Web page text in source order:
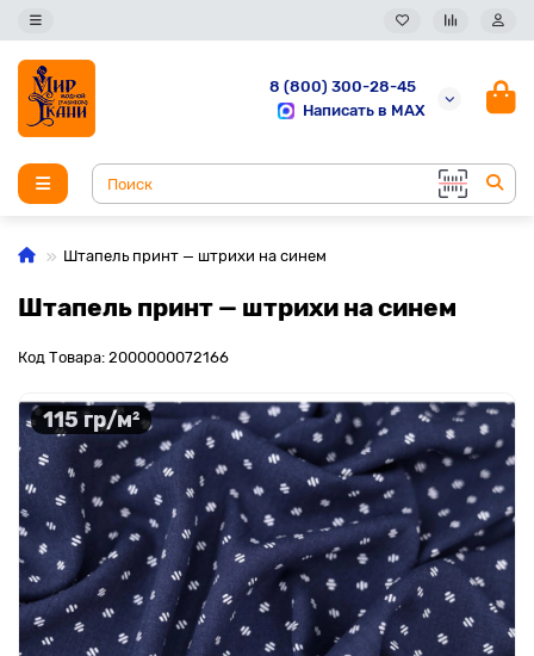
8 (800) 300-28-45
Написать в MAX
Штапель принт — штрихи на синем
Штапель принт — штрихи на синем
Код Товара: 2000000072166
115 гр/м²